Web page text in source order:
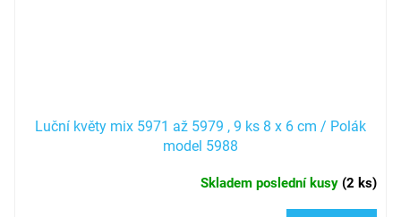
Luční květy mix 5971 až 5979 , 9 ks 8 x 6 cm / Polák
model 5988
Skladem poslední kusy (2 ks)